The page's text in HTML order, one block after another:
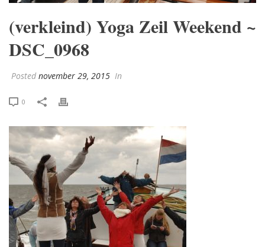
(verkleind) Yoga Zeil Weekend ~
DSC_0968
Posted november 29, 2015 In
0